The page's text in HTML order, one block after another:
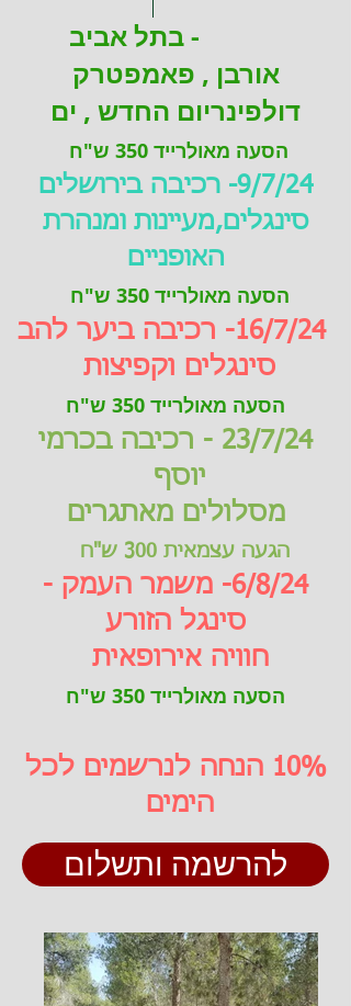
א
ו
ת
י
ו
ת
ה
ק
נ
ו
אורבן , פאמפטרק
דולפינריום החדש , ים
הסעה מאולרייד 350 ש"ח
9/7/24- רכיבה בירושלים
סינגלים,מעיינות ומנהרת
האופניים
הסעה מאולרייד 350 ש"ח
16/7/24- רכיבה ביער להב
סינגלים וקפיצות
הסעה מאולרייד 350 ש"ח
23/7/24 - רכיבה בכרמי
יוסף
מסלולים מאתגרים
הגעה עצמאית 300 ש"ח
6/8/24- משמר העמק -
סינגל הזורע
חוויה אירופאית
הסעה מאולרייד 350 ש"ח
10% הנחה לנרשמים לכל
הימים
להרשמה ותשלום